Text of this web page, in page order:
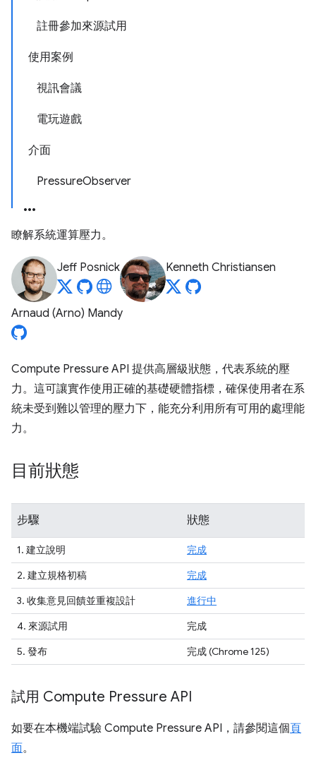
註冊參加來源試用
使用案例
視訊會議
電玩遊戲
介面
PressureObserver
瞭解系統運算壓力。
Jeff Posnick Kenneth Christiansen
Arnaud (Arno) Mandy
Compute Pressure API 提供高層級狀態，代表系統的壓
力。這可讓實作使用正確的基礎硬體指標，確保使用者在系
統未受到難以管理的壓力下，能充分利用所有可用的處理能
力。
目前狀態
步驟 狀態
1. 建立說明
完成
2. 建立規格初稿
完成
3. 收集意見回饋並重複設計
進行中
4. 來源試用
完成
5. 發布 完成(Chrome 125)
試用 Compute Pressure API
如要在本機端試驗 Compute Pressure API，請參閱這個頁
面。